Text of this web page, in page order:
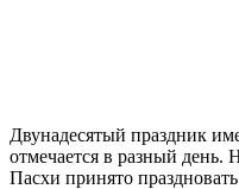
Двунадесятый праздник
отмечается в разный день.
Пасхи принято